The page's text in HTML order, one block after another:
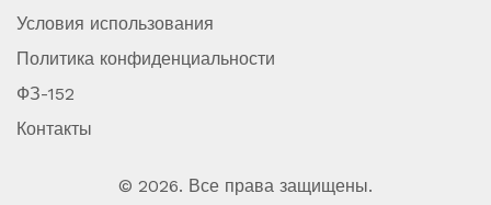
Условия использования
Политика конфиденциальности
ФЗ-152
Контакты
© 2026. Все права защищены.